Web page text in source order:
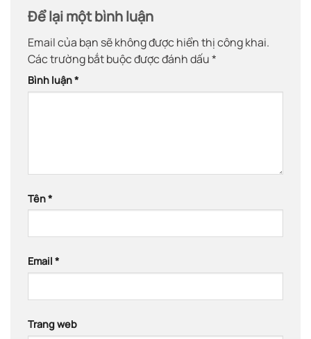
Để lại một bình luận
Email của bạn sẽ không được hiển thị công khai.
Các trường bắt buộc được đánh dấu*
Bình luận*
Tên*
Email *
Trang web